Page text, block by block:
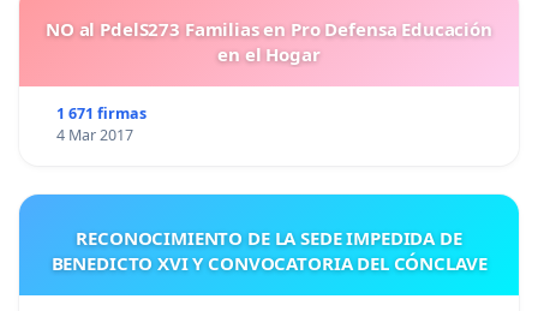
NO al PdelS273 Familias en Pro Defensa Educación
en el Hogar
1 671 firmas
4 Mar 2017
RECONOCIMIENTO DE LA SEDE IMPEDIDA DE
BENEDICTO XVI Y CONVOCATORIA DEL CÓNCLAVE